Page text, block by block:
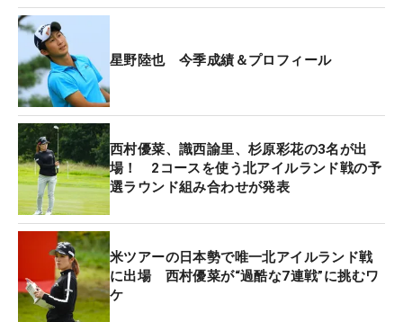
踏んでいる。
日本ツアーですでに6勝。27歳と脂が乗っている時
期なだけに、そのまま国内にとどまれば安定したツ
アー生活を送れたようにも思える。事実、今年出場
した国内ツアー3試合中2位が2度と、しっかり優勝
争いにも絡んでいる。今も日本ツアーの動向はしっ
かりとチェックし、「（中島）啓太、調子いいじゃ
ん！とか」と楽しんでいるが、自らは「海外で活躍
したい」という気持ちに素直に従い、厳しい環境で
の戦いを選んでいる。
「ヨーロッパの出場権が手に入って、チャンスがあ
星野陸也 今季成績＆プロフィール
西村優菜、識西諭里、杉原彩花の3名が出
場！ 2コースを使う北アイルランド戦の予
選ラウンド組み合わせが発表
米ツアーの日本勢で唯一北アイルランド戦
に出場 西村優菜が“過酷な7連戦”に挑むワ
ケ